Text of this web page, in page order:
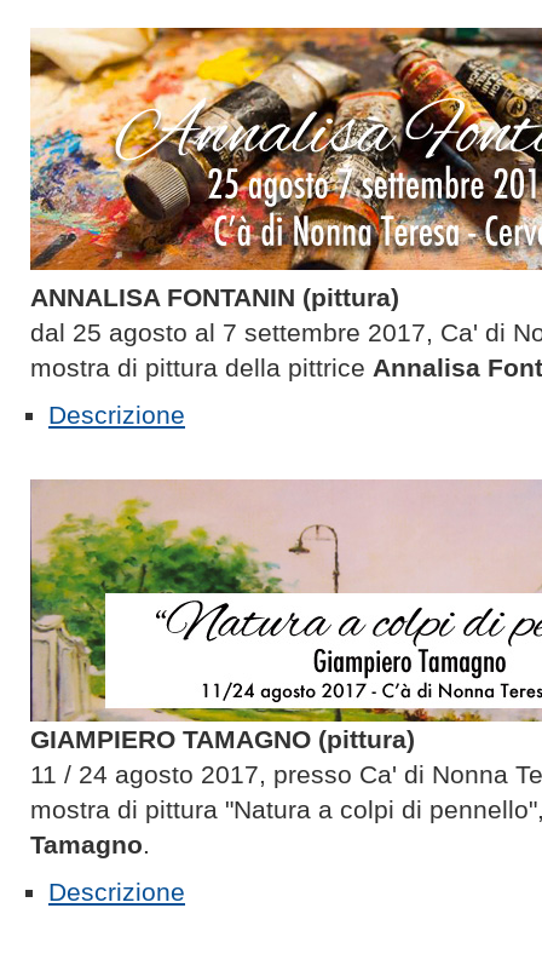
ANNALISA FONTANIN (pittura)
dal 25 agosto al 7 settembre 2017, Ca' di
mostra di pittura della pittrice Annalisa
Descrizione
GIAMPIERO TAMAGNO (pittura)
11 / 24 agosto 2017, presso Ca' di Nonna
mostra di pittura "Natura a colpi di
Tamagno.
Descrizione